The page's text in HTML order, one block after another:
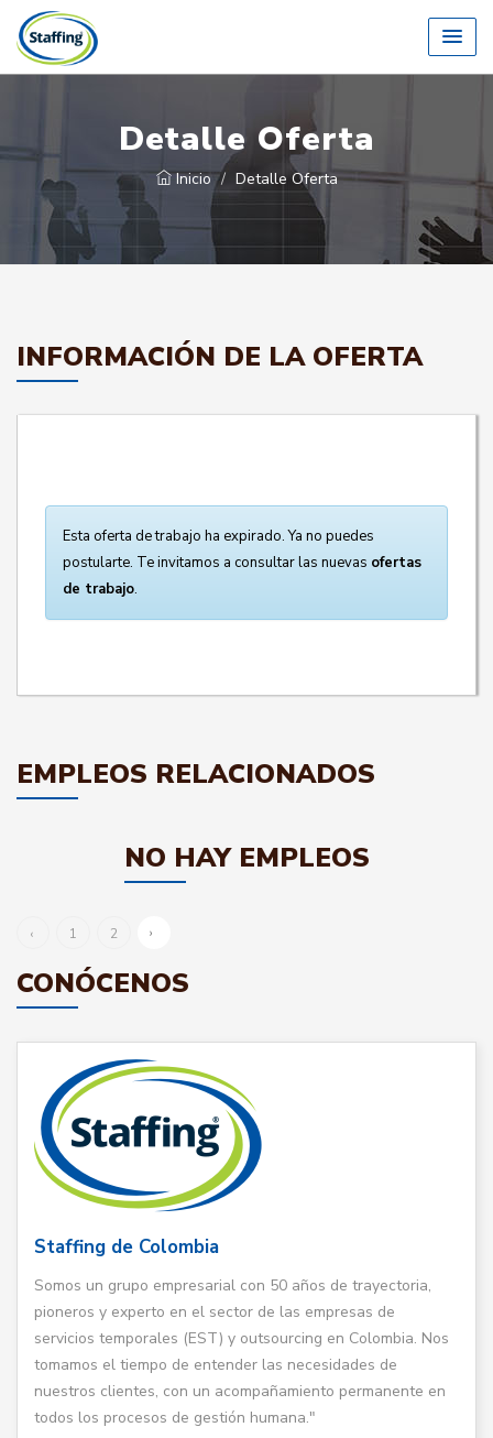
Detalle Oferta
Inicio Detalle Oferta
INFORMACIÓN DE LA OFERTA
Esta oferta de trabajo ha expirado. Ya no puedes
postularte. Te invitamos a consultar las nuevas ofertas
de trabajo.
EMPLEOS RELACIONADOS
NO HAY EMPLEOS
‹ 1 2 ›
CONÓCENOS
Staffing de Colombia
Somos un grupo empresarial con 50 años de trayectoria,
pioneros y experto en el sector de las empresas de
servicios temporales (EST) y outsourcing en Colombia. Nos
tomamos el tiempo de entender las necesidades de
nuestros clientes, con un acompañamiento permanente en
todos los procesos de gestión humana."